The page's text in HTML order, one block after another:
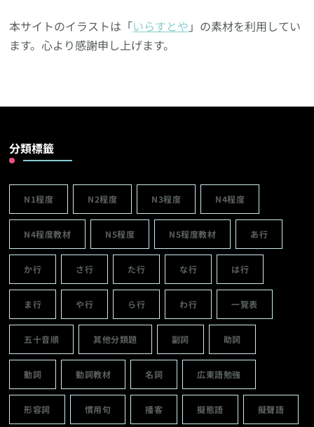
本サイトのイラストは「いらすとや 」の素材を利用してい
ます。心より感謝申し上げます。
分類標籤
N1程度 N2程度 N3程度 N4程度
N4程度教材 N5程度 N5程度教材 あ行
か行 さ行 た行 な行 は行
ま行 や行 ら行 わ行 一覽表
五十音順 其他分類題 副詞 助詞
動詞 動詞教材 名詞 広東語勉強
形容詞 慣用句 播客 擬態語 擬聲語